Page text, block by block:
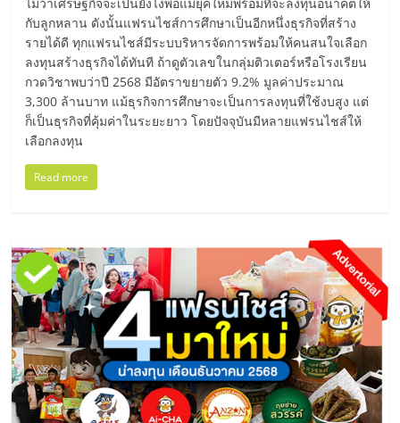
ไทย,
SMEs,
แฟ
รน
ไชส์,
ที่
ปรึกษา
แฟ
รน
กับลูกหลาน ดังนั้นแฟรนไชส์การศึกษาเป็นอีกหนึ่งธุรกิจที่สร้าง
รายได้ดี ทุกแฟรนไชส์มีระบบริหารจัดการพร้อมให้คนสนใจเลือก
ลงทุนสร้างธุรกิจได้ทันที ถ้าดูตัวเลขในกลุ่มติวเตอร์หรือโรงเรียน
กวดวิชาพบว่าปี 2568 มีอัตราขยายตัว 9.2% มูลค่าประมาณ
3,300 ล้านบาท แม้ธุรกิจการศึกษาจะเป็นการลงทุนที่ใช้งบสูง แต่
ก็เป็นธุรกิจที่คุ้มค่าในระยะยาว โดยปัจจุบันมีหลายแฟรนไชส์ให้
เลือกลงทุน
Read more